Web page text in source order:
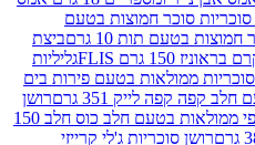
חמוצות בטעם
10 גרם
ביצת
גליליות
בטעם פירות בים
351 גרם
רושן
סוכריות טופי ממולאות בטעם חלב כוס חלב 150
ג'לי קרייזי